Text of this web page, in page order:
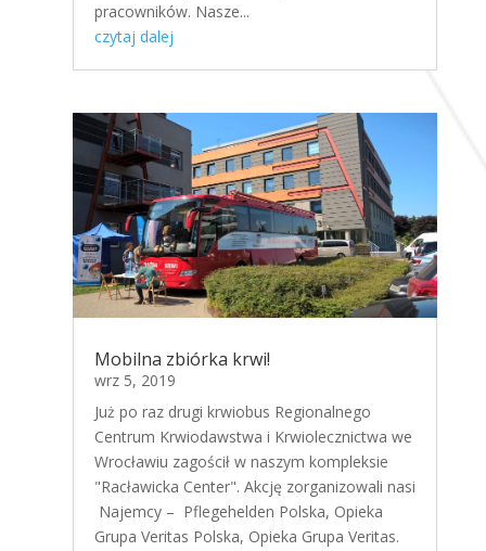
pracowników. Nasze...
czytaj dalej
Mobilna zbiórka krwi!
wrz 5, 2019
Już po raz drugi krwiobus Regionalnego
Centrum Krwiodawstwa i Krwiolecznictwa we
Wrocławiu zagościł w naszym kompleksie
"Racławicka Center". Akcję zorganizowali nasi
Najemcy – Pflegehelden Polska, Opieka
Grupa Veritas Polska, Opieka Grupa Veritas.